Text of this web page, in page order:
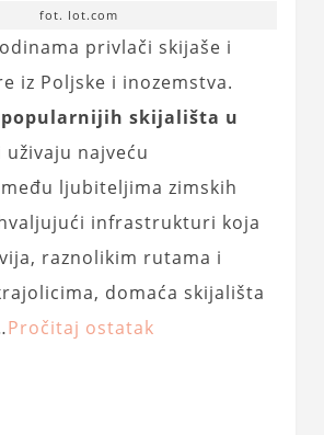
fot. lot.com
privlači skijaše i
iz Poljske i inozemstva.
skijališta u
uživaju najveću
ljubiteljima zimskih
infrastrukturi koja
raznolikim rutama i
domaća skijališta
Pročitaj ostatak